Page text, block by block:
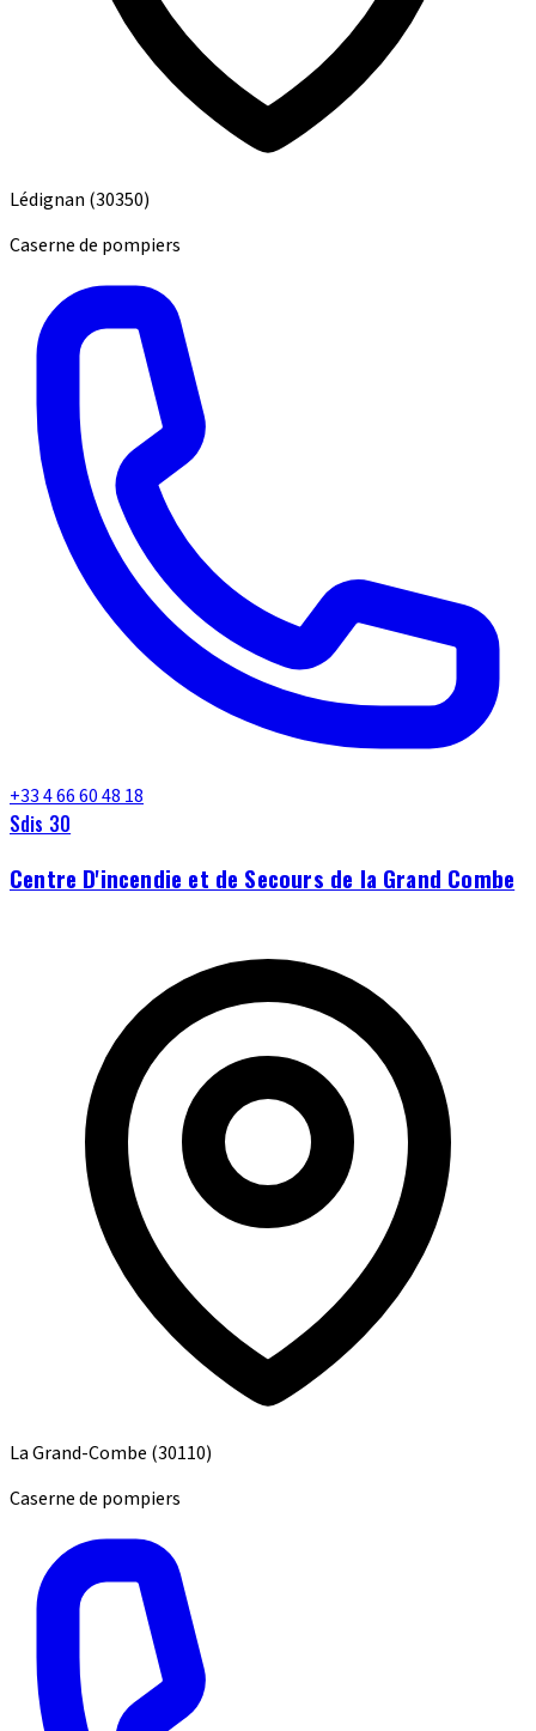
Lédignan (30350)
Caserne de pompiers
+33 4 66 60 48 18
Sdis 30
Centre D'incendie et de Secours de la Grand Combe
La Grand-Combe (30110)
Caserne de pompiers